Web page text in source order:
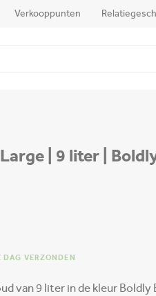
Verkooppunten
| 9 liter |
VERZONDEN
van 9 liter in de kleur Boldly